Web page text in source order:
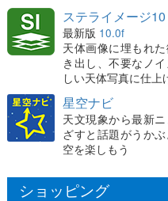
ステライメージ10
最新版 10.0f
天体画像に埋もれ
き出し、不要なノ
しい天体写真に仕上
星空ナビ
天文現象から最新
ざすと話題がうか
空を楽しもう
ショッピング